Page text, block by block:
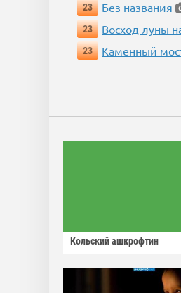
23
Без названия
23 Восход луны
23 Каменный
Кольский ашкрофтин